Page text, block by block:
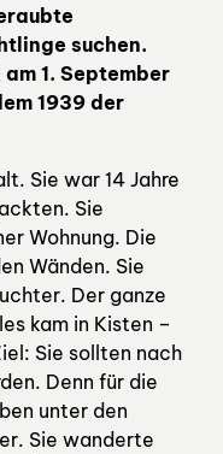
suchen.
1. September
1939 der
Sie war 14 Jahre
Sie
Wohnung. Die
Wänden. Sie
Der ganze
kam in Kisten –
Sie sollten nach
Denn für die
unter den
Sie wanderte